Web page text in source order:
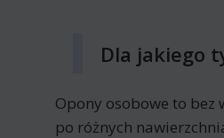
Dla jakiego
Opony osobowe to
po różnych